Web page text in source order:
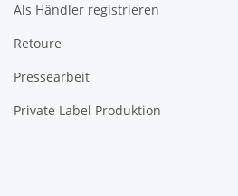
Als Händler registrieren
Retoure
Pressearbeit
Private Label Produktion